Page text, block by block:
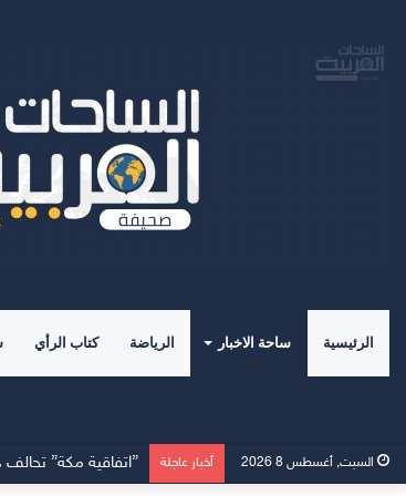
الرئيسية ساحة الاخبار الرياضة كتاب الرأي
السبت, أغسطس 8 2026 أخبار عاجلة ”اتفاقية مكة”